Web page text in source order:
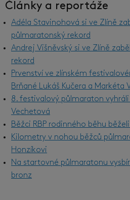
Články a reportáže
Adéla Stavinohová si ve Zlíně
půlmaratonský rekord
Andrej Višněvský si ve Zlíně
rekord
Prvenství ve zlínském
Brňané Lukáš Kučera a Markéta
8. festivalový půlmaraton vyhráli
Vechetová
Běžci RBP rodinného běhu
Kilometry v nohou běžců
Honzíkovi
Na startovné půlmaratonu
bronz